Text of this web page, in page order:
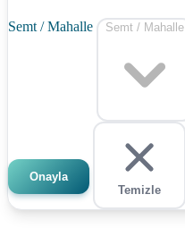
Semt / Mahalle Semt / Mahalle
Onayla
Temizle